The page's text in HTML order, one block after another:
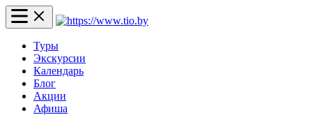
Туры
Экскурсии
Календарь
Блог
Акции
Афиша